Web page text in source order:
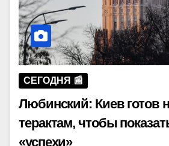
СЕГОДНЯ 📰
Любинский: Киев готов
терактам, чтобы
«успехи»